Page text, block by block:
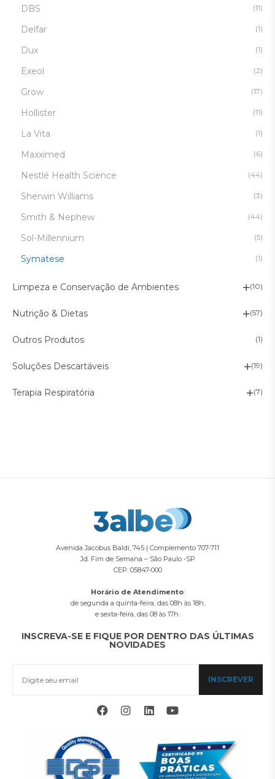
DBS (11)
Delfar (1)
Dux (1)
Exeol (2)
Grow (17)
Hollister (11)
La Vita (1)
Maxximed (6)
Nestlé Health Science (44)
Sherwin Williams (3)
Smith & Nephew (44)
Sol-Millennium (5)
Symatese (1)
Limpeza e Conservação de Ambientes (10)
Nutrição & Dietas (57)
Outros Produtos (1)
Soluções Descartáveis (19)
Terapia Respiratória (7)
Avenida Jacobus Baldi, 745 | Complemento 707-711
Jd. Fim de Semana – São Paulo -SP
CEP: 05847-000
Horário de Atendimento:
de segunda a quinta-feira, das 08h às 18h,
e sexta-feira, das 08 às 17h.
INSCREVA-SE E FIQUE POR DENTRO DAS ÚLTIMAS
NOVIDADES
INSCREVER